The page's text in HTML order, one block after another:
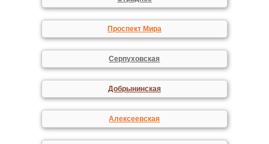
Проспект Мира
Серпуховская
Добрынинская
Алексеевская